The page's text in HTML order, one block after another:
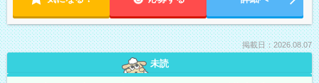
掲載日：2026.08.07
未読